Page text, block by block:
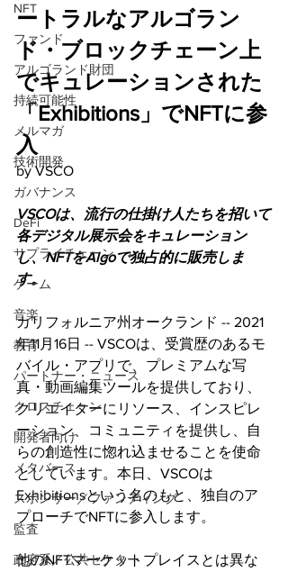
NFT
ファンド
アルゴランド財団
持続可能性
メルマガ
技術開発
ガバナンス
DeFi
サプライチェーン
ゲーム
音楽
教育
パートナー・ニュース
クロスチェーン
開発者向け
メタバース
スポンサー／ファンディング
監査
政府系／公共セクター
ートラルなアルゴラン
ド・ブロックチェーン上
でキュレーションされた
「Exhibitions」でNFTに参
入
by VSCO
VSCOは、流行の仕掛け人たちを招いて
各デジタル展示会をキュレーション
し、NFTをAlgoで独占的に販売しま
す。
カリフォルニア州オークランド -- 2021
年11月16日 -- VSCOは、受賞歴のあるモ
バイル・アプリで、プレミアムな写
真・動画編集ツールを提供しており、
クリエイターにリソース、インスピレ
ーション、コミュニティを提供し、自
らの創造性に惚れ込ませることを使命
としています。本日、VSCOは
Exhibitionsという名のもと、独自のア
プローチでNFTに参入します。
他のNFTマーケットプレイスとは異な